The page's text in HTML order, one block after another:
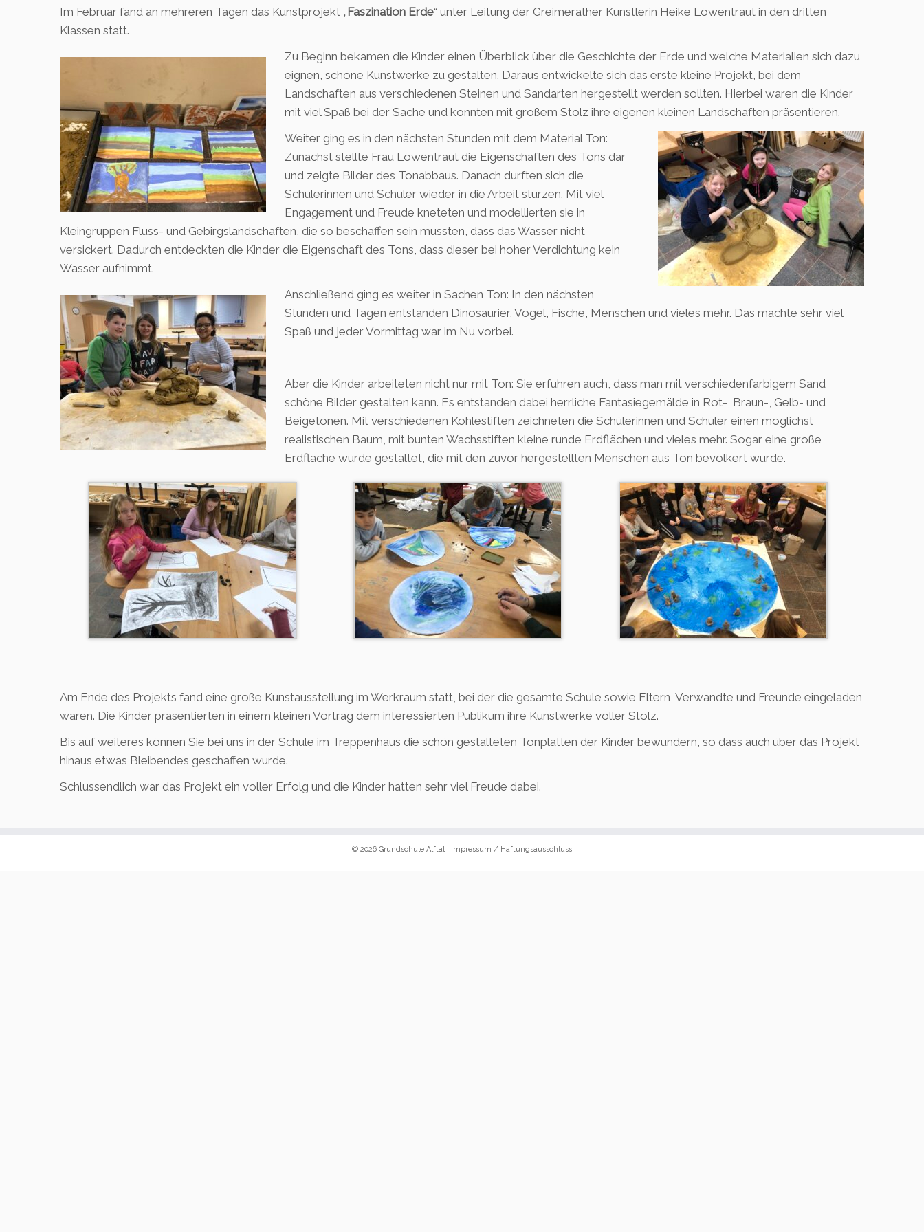
Im Februar fand an mehreren Tagen das Kunstprojekt „Faszination Erde“ unter Leitung der Greimerather Künstlerin Heike Löwentraut in den dritten
Klassen statt.
Zu Beginn bekamen die Kinder einen Überblick über die Geschichte der Erde und welche Materialien sich dazu
eignen, schöne Kunstwerke zu gestalten. Daraus entwickelte sich das erste kleine Projekt, bei dem
Landschaften aus verschiedenen Steinen und Sandarten hergestellt werden sollten. Hierbei waren die Kinder
mit viel Spaß bei der Sache und konnten mit großem Stolz ihre eigenen kleinen Landschaften präsentieren.
Weiter ging es in den nächsten Stunden mit dem Material Ton:
Zunächst stellte Frau Löwentraut die Eigenschaften des Tons dar
und zeigte Bilder des Tonabbaus. Danach durften sich die
Schülerinnen und Schüler wieder in die Arbeit stürzen. Mit viel
Engagement und Freude kneteten und modellierten sie in
Kleingruppen Fluss- und Gebirgslandschaften, die so beschaffen sein mussten, dass das Wasser nicht
versickert. Dadurch entdeckten die Kinder die Eigenschaft des Tons, dass dieser bei hoher Verdichtung kein
Wasser aufnimmt.
Anschließend ging es weiter in Sachen Ton: In den nächsten
Stunden und Tagen entstanden Dinosaurier, Vögel, Fische, Menschen und vieles mehr. Das machte sehr viel
Spaß und jeder Vormittag war im Nu vorbei.
Aber die Kinder arbeiteten nicht nur mit Ton: Sie erfuhren auch, dass man mit verschiedenfarbigem Sand
schöne Bilder gestalten kann. Es entstanden dabei herrliche Fantasiegemälde in Rot-, Braun-, Gelb- und
Beigetönen. Mit verschiedenen Kohlestiften zeichneten die Schülerinnen und Schüler einen möglichst
realistischen Baum, mit bunten Wachsstiften kleine runde Erdflächen und vieles mehr. Sogar eine große
Erdfläche wurde gestaltet, die mit den zuvor hergestellten Menschen aus Ton bevölkert wurde.
Am Ende des Projekts fand eine große Kunstausstellung im Werkraum statt, bei der die gesamte Schule sowie Eltern, Verwandte und Freunde eingeladen
waren. Die Kinder präsentierten in einem kleinen Vortrag dem interessierten Publikum ihre Kunstwerke voller Stolz.
Bis auf weiteres können Sie bei uns in der Schule im Treppenhaus die schön gestalteten Tonplatten der Kinder bewundern, so dass auch über das Projekt
hinaus etwas Bleibendes geschaffen wurde.
Schlussendlich war das Projekt ein voller Erfolg und die Kinder hatten sehr viel Freude dabei.
· © 2026 Grundschule Alftal· Impressum / Haftungsausschluss ·